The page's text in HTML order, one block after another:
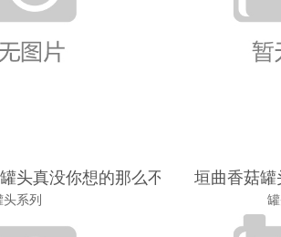
头真没你想的那么不健康 夏日餐桌
头系列
垣曲香菇罐